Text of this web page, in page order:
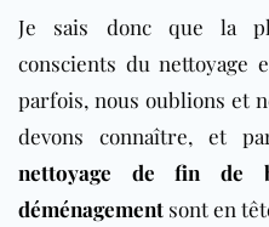
Je sais donc que la
conscients du nettoyage
parfois, nous oublions et
devons connaître, et
nettoyage de fin de
déménagement sont en